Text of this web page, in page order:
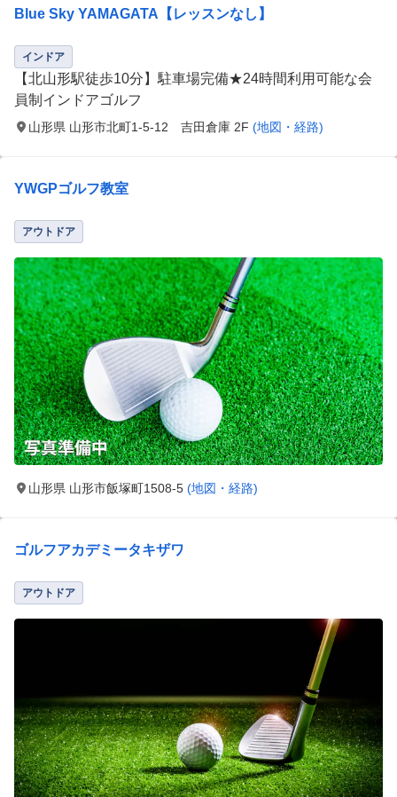
Blue Sky YAMAGATA【レッスンなし】
インドア
【北山形駅徒歩10分】駐車場完備★24時間利用可能な会
員制インドアゴルフ
山形県 山形市北町1-5-12 吉田倉庫 2F (地図・経路)
YWGPゴルフ教室
アウトドア
山形県 山形市飯塚町1508-5 (地図・経路)
ゴルフアカデミータキザワ
アウトドア